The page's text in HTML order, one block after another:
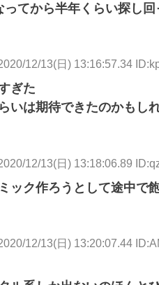
てから半年くらい探し回
12/13(日) 13:16:57.34
ぎた
いは期待できたのかもし
12/13(日) 13:18:06.89
ック作ろうとして途中で
12/13(日) 13:20:07.44